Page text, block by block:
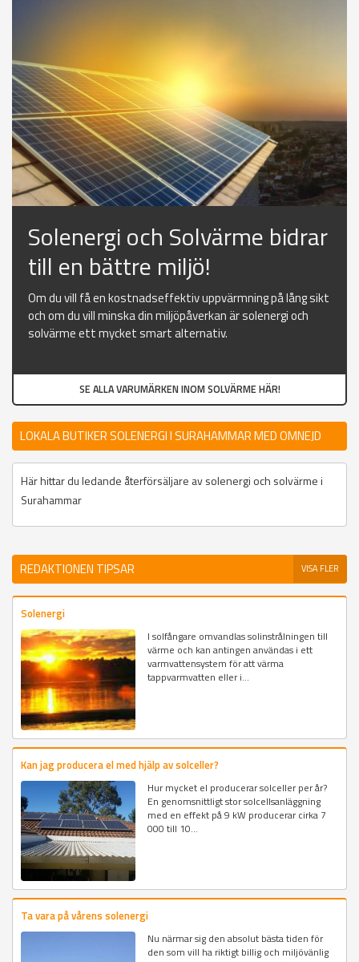
Solenergi och Solvärme bidrar
till en bättre miljö!
Om du vill få en kostnadseffektiv uppvärmning på lång sikt
och om du vill minska din miljöpåverkan är solenergi och
solvärme ett mycket smart alternativ.
SE ALLA VARUMÄRKEN INOM SOLVÄRME HÄR!
LOKALA BUTIKER SOLENERGI I SURAHAMMAR MED OMNEJD
Här hittar du ledande återförsäljare av solenergi och solvärme i
Surahammar
REDAKTIONEN TIPSAR VISA FLER
Solenergi
I solfångare omvandlas solinstrålningen till
värme och kan antingen användas i ett
varmvattensystem för att värma
tappvarmvatten eller i...
Kan jag producera el med hjälp av solceller?
Hur mycket el producerar solceller per år?
En genomsnittligt stor solcellsanläggning
med en effekt på 9 kW producerar cirka 7
000 till 10...
Ta vara på vårens solenergi
Nu närmar sig den absolut bästa tiden för
den som vill ha riktigt billig och miljövänlig